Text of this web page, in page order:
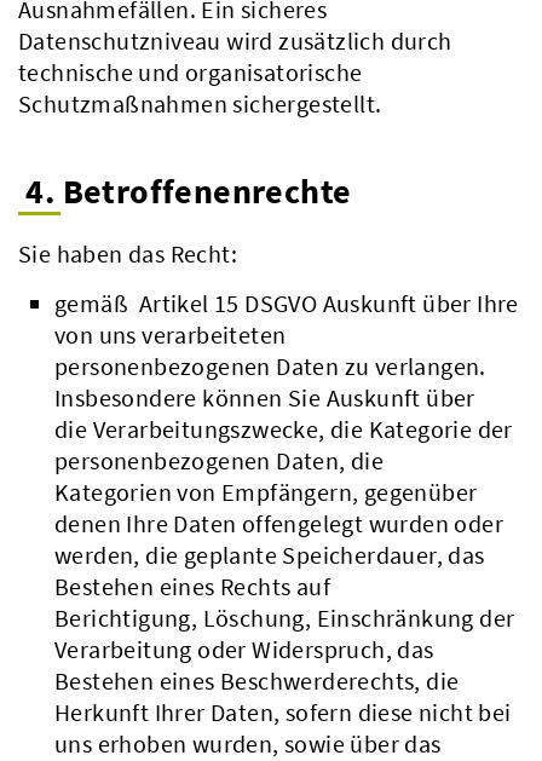
Ausnahmefällen. Ein sicheres
Datenschutzniveau wird zusätzlich durch
technische und organisatorische
Schutzmaßnahmen sichergestellt.
4. Betroffenenrechte
Sie haben das Recht:
gemäß Artikel 15 DSGVO Auskunft über Ihre
von uns verarbeiteten
personenbezogenen Daten zu verlangen.
Insbesondere können Sie Auskunft über
die Verarbeitungszwecke, die Kategorie der
personenbezogenen Daten, die
Kategorien von Empfängern, gegenüber
denen Ihre Daten offengelegt wurden oder
werden, die geplante Speicherdauer, das
Bestehen eines Rechts auf
Berichtigung, Löschung, Einschränkung der
Verarbeitung oder Widerspruch, das
Bestehen eines Beschwerderechts, die
Herkunft Ihrer Daten, sofern diese nicht bei
uns erhoben wurden, sowie über das